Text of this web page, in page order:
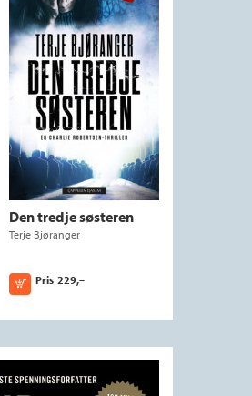
Den tredje søsteren
Terje Bjøranger
Pris 229,–
Kjøp